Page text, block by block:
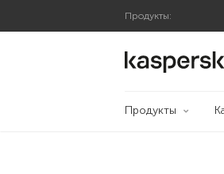
Продукты:
Продукты